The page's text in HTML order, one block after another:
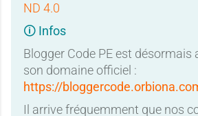
ND 4.0
🛈 Infos
Blogger Code PE est désormais
son domaine officiel :
https://
Il arrive fréquemment que nos